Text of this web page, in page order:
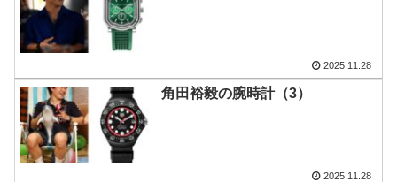
2025.11.28
角田裕毅の腕時計（3）
2025.11.28